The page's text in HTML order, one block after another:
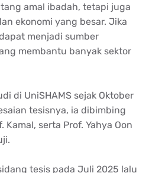
amal ibadah, tetapi juga
ekonomi yang besar. Jika
menjadi sumber
membantu banyak sektor
di UniSHAMS sejak Oktober
tesisnya, ia dibimbing
Kamal, serta Prof. Yahya Oon
tesis pada Juli 2025 lalu